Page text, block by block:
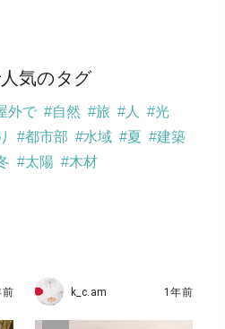
気のタグ
外で #自然 #旅 #人
#光
#都市部 #水域 #夏 #建築
#太陽 #木材
前 k_c.am 1年前